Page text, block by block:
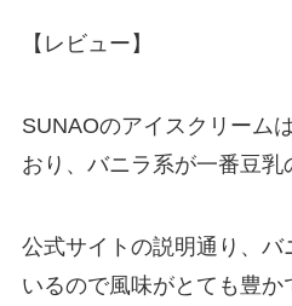
【レビュー】
SUNAOのアイスクリーム
おり、バニラ系が一番豆乳
公式サイトの説明通り、バ
いるので風味がとても豊か